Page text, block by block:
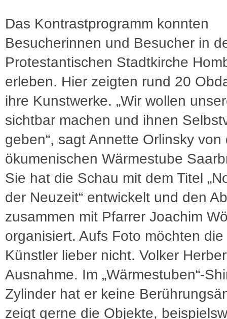
Das Kontrastprogramm konnten
Besucherinnen und Besucher in
Protestantischen Stadtkirche
erleben. Hier zeigten rund 20
ihre Kunstwerke. „Wir wollen
sichtbar machen und ihnen
geben“, sagt Annette Orlinsky von
ökumenischen Wärmestube
Sie hat die Schau mit dem Titel
der Neuzeit“ entwickelt und den
zusammen mit Pfarrer Joachim
organisiert. Aufs Foto möchten
Künstler lieber nicht. Volker
Ausnahme. Im „Wärmestuben“-
Zylinder hat er keine
zeigt gerne die Objekte,